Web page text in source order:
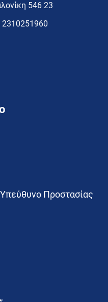
546 23
2310251960
Προστασίας